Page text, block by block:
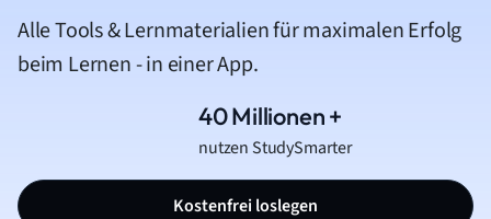
Alle Tools & Lernmaterialien für maximalen Erfolg
beim Lernen - in einer App.
40 Millionen +
nutzen StudySmarter
Kostenfrei loslegen